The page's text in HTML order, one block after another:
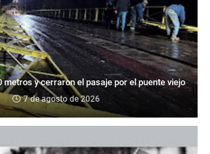
metros y cerraron el pasaje por el puente viejo
7 de agosto de 2026